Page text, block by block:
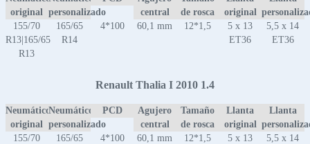
original personalizado
central
de rosca
original
155/70
R13|165/65
R13
165/65
R14
4*100 60,1 mm 12*1,5
5 x 13
ET36
5,5 x 14
ET36
Renault Thalia I 2010 1.4
Neumático
original
Neumático
personalizado
PCD
Agujero
central
Tamaño
de rosca
Llanta
original
Llanta
155/70
165/65
4*100 60,1 mm 12*1,5
5 x 13
5,5 x 14